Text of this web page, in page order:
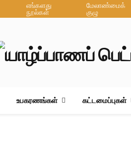
எங்களது
நூல்கள்
மேலாண்மைக்
குழு
உபகரணங்கள் கட்டமைப்புகள்